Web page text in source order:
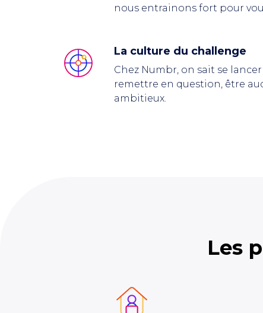
nous entrainons fort pour
La culture du challenge
Chez Numbr, on sait se lancer
remettre en question, être
ambitieux.
Les